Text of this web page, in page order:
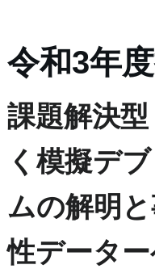
令和3年
課題解決
く模擬デ
ムの解明
性データ